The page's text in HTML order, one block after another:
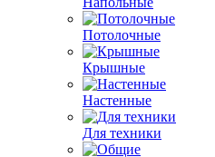
Потолочные
Крышные
Настенные
Для техники